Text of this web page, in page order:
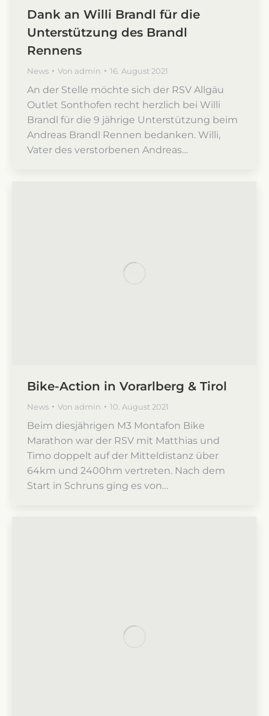
Dank an Willi Brandl für die
Unterstützung des Brandl
Rennens
News Von admin 16. August 2021
An der Stelle möchte sich der RSV Allgäu
Outlet Sonthofen recht herzlich bei Willi
Brandl für die 9 jährige Unterstützung beim
Andreas Brandl Rennen bedanken. Willi,
Vater des verstorbenen Andreas…
Bike-Action in Vorarlberg & Tirol
News Von admin 10. August 2021
Beim diesjährigen M3 Montafon Bike
Marathon war der RSV mit Matthias und
Timo doppelt auf der Mitteldistanz über
64km und 2400hm vertreten. Nach dem
Start in Schruns ging es von…